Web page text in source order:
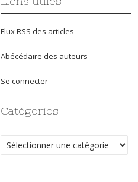
Flux RSS des articles
Abécédaire des auteurs
Se connecter
Catégories
Catégories